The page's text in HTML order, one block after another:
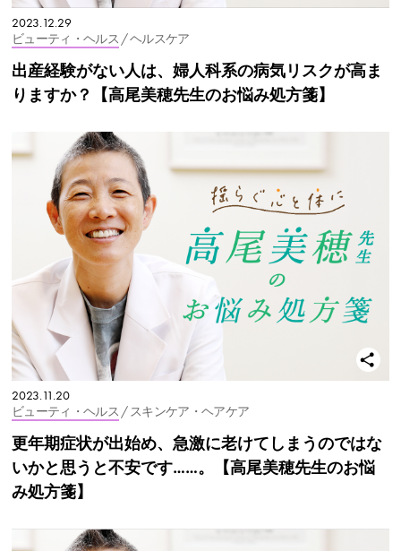
2023.12.29
ビューティ・ヘルス / ヘルスケア
出産経験がない人は、婦人科系の病気リスクが高ま
りますか？【高尾美穂先生のお悩み処方箋】
2023.11.20
ビューティ・ヘルス / スキンケア・ヘアケア
更年期症状が出始め、急激に老けてしまうのではな
いかと思うと不安です……。【高尾美穂先生のお悩
み処方箋】